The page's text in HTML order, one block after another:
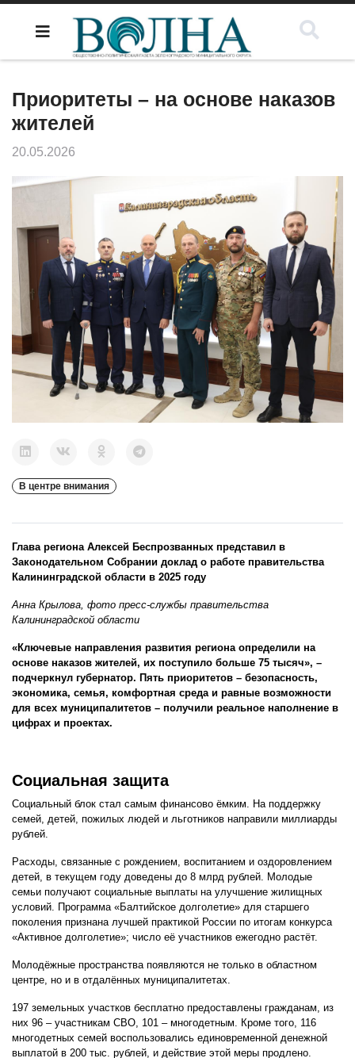
Приоритеты – на основе наказов
жителей
20.05.2026
В центре внимания
Глава региона Алексей Беспрозванных представил в
Законодательном Собрании доклад о работе правительства
Калининградской области в 2025 году
Анна Крылова, фото пресс-службы правительства
Калининградской области
«Ключевые направления развития региона определили на
основе наказов жителей, их поступило больше 75 тысяч», –
подчеркнул губернатор. Пять приоритетов – безопасность,
экономика, семья, комфортная среда и равные возможности
для всех муниципалитетов – получили реальное наполнение в
цифрах и проектах.
Социальная защита
Социальный блок стал самым финансово ёмким. На поддержку
семей, детей, пожилых людей и льготников направили миллиарды
рублей.
Расходы, связанные с рождением, воспитанием и оздоровлением
детей, в текущем году доведены до 8 млрд рублей. Молодые
семьи получают социальные выплаты на улучшение жилищных
условий. Программа «Балтийское долголетие» для старшего
поколения признана лучшей практикой России по итогам конкурса
«Активное долголетие»; число её участников ежегодно растёт.
Молодёжные пространства появляются не только в областном
центре, но и в отдалённых муниципалитетах.
197 земельных участков бесплатно предоставлены гражданам, из
них 96 – участникам СВО, 101 – многодетным. Кроме того, 116
многодетных семей воспользовались единовременной денежной
выплатой в 200 тыс. рублей, и действие этой меры продлено.